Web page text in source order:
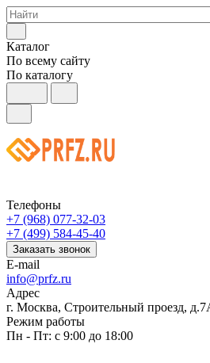
Каталог
По всему сайту
По каталогу
Телефоны
+7 (968) 077-32-03
+7 (499) 584-45-40
Заказать звонок
E-mail
info@prfz.ru
Адрес
г. Москва, Строительный проезд,
Режим работы
Пн - Пт: с 9:00 до 18:00